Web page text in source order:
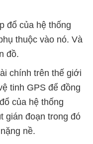
đổ của hệ thống
thuộc vào nó. Và
đồ.
chính trên thế giới
tinh GPS để đồng
của hệ thống
gián đoạn trong đó
nề.